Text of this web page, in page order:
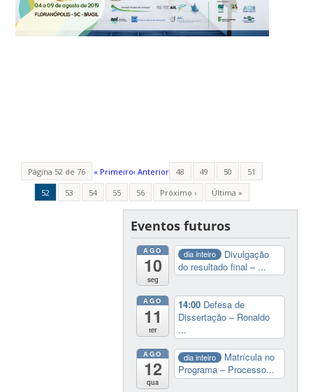
Página 52 de 76 « Primeiro‹ Anterior 48 49 50
51
52
53 54 55 56 Próximo › Última »
Eventos futuros
AGO
10
seg
dia inteiro
Divulgação
do resultado final – ...
AGO
11
ter
14:00 Defesa de
Dissertação – Ronaldo
...
AGO
12
qua
dia inteiro
Matrícula no
Programa – Processo...